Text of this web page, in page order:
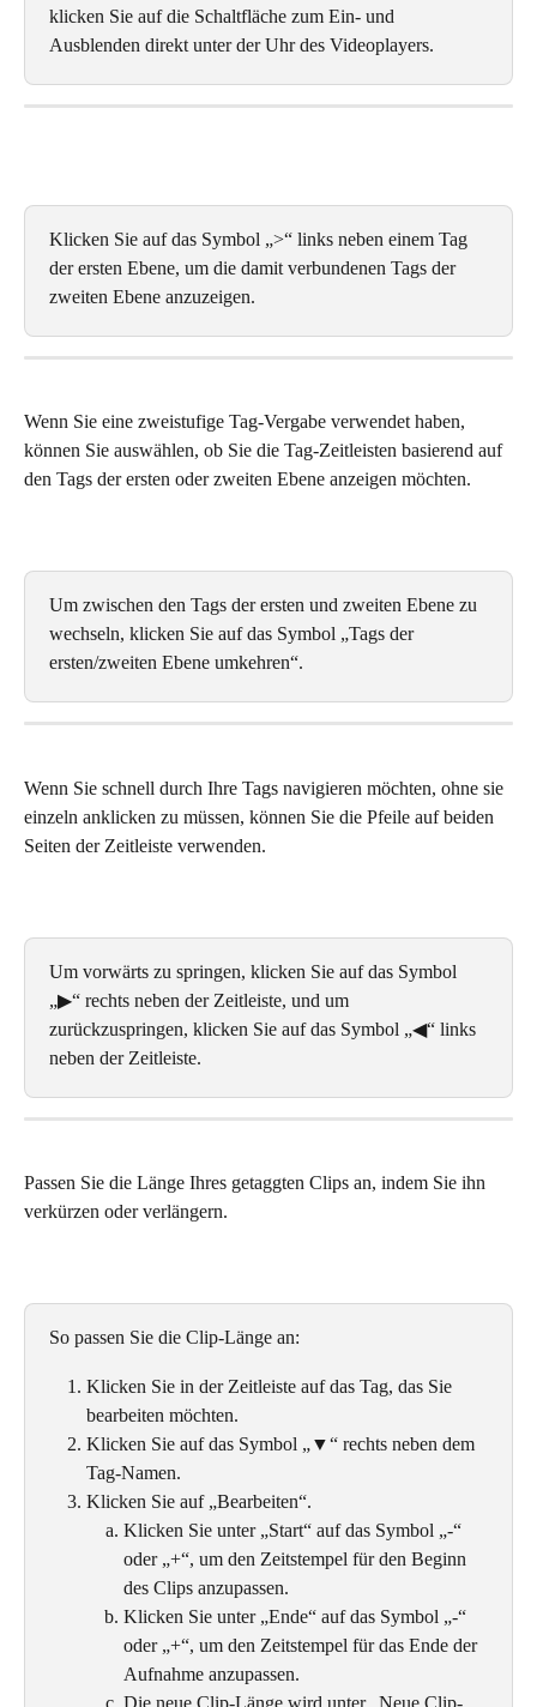
klicken Sie auf die Schaltfläche zum Ein- und
Ausblenden direkt unter der Uhr des Videoplayers.
Klicken Sie auf das Symbol „>“ links neben einem Tag
der ersten Ebene, um die damit verbundenen Tags der
zweiten Ebene anzuzeigen.
Wenn Sie eine zweistufige Tag-Vergabe verwendet haben,
können Sie auswählen, ob Sie die Tag-Zeitleisten basierend auf
den Tags der ersten oder zweiten Ebene anzeigen möchten.
Um zwischen den Tags der ersten und zweiten Ebene zu
wechseln, klicken Sie auf das Symbol „Tags der
ersten/zweiten Ebene umkehren“.
Wenn Sie schnell durch Ihre Tags navigieren möchten, ohne sie
einzeln anklicken zu müssen, können Sie die Pfeile auf beiden
Seiten der Zeitleiste verwenden.
Um vorwärts zu springen, klicken Sie auf das Symbol
„▶“ rechts neben der Zeitleiste, und um
zurückzuspringen, klicken Sie auf das Symbol „◀“ links
neben der Zeitleiste.
Passen Sie die Länge Ihres getaggten Clips an, indem Sie ihn
verkürzen oder verlängern.
So passen Sie die Clip-Länge an:
Klicken Sie in der Zeitleiste auf das Tag, das Sie
bearbeiten möchten.
Klicken Sie auf das Symbol „▼“ rechts neben dem
Tag-Namen.
Klicken Sie auf „Bearbeiten“.
Klicken Sie unter „Start“ auf das Symbol „-“
oder „+“, um den Zeitstempel für den Beginn
des Clips anzupassen.
Klicken Sie unter „Ende“ auf das Symbol „-“
oder „+“, um den Zeitstempel für das Ende der
Aufnahme anzupassen.